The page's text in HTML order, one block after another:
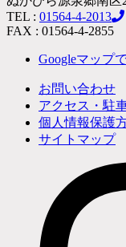
TEL : 01564-4-2013
FAX : 01564-4-2855
Googleマップ
お問い合わせ
アクセス・駐
個人情報保護
サイトマップ